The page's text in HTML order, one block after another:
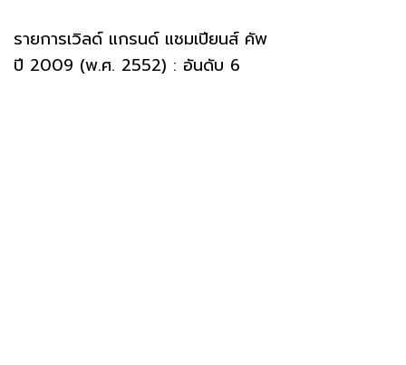
รายการเวิลด์ แกรนด์ แชมเปียนส์ คัพ
ปี 2009 (พ.ศ. 2552) : อันดับ 6